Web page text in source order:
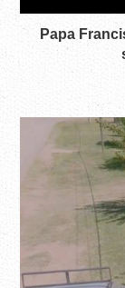
Papa